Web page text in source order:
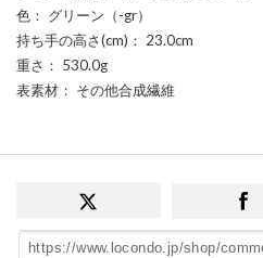
色 ： グリーン（-gr）
持ち手の高さ(cm) ： 23.0cm
重さ ： 530.0g
表素材 ： その他合成繊維